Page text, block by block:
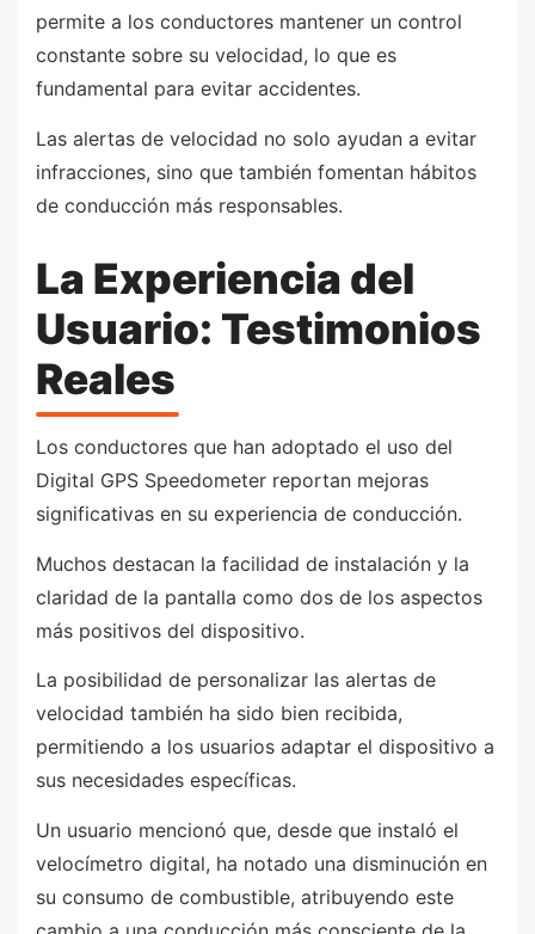
permite a los conductores mantener un control
constante sobre su velocidad, lo que es
fundamental para evitar accidentes.
Las alertas de velocidad no solo ayudan a evitar
infracciones, sino que también fomentan hábitos
de conducción más responsables.
La Experiencia del
Usuario: Testimonios
Reales
Los conductores que han adoptado el uso del
Digital GPS Speedometer reportan mejoras
significativas en su experiencia de conducción.
Muchos destacan la facilidad de instalación y la
claridad de la pantalla como dos de los aspectos
más positivos del dispositivo.
La posibilidad de personalizar las alertas de
velocidad también ha sido bien recibida,
permitiendo a los usuarios adaptar el dispositivo a
sus necesidades específicas.
Un usuario mencionó que, desde que instaló el
velocímetro digital, ha notado una disminución en
su consumo de combustible, atribuyendo este